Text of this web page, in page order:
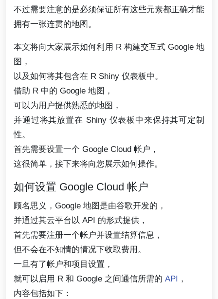
不过需要注意的是必须保证所有这些元素都正确才能
拥有一张连贯的地图。
本文将向大家展示如何利用 R 构建交互式 Google 地
图，
以及如何将其包含在 R Shiny 仪表板中。
借助 R 中的 Google 地图，
可以为用户提供熟悉的地图，
并通过将其放置在 Shiny 仪表板中来保持其可定制
性。
首先需要设置一个 Google Cloud 帐户，
这很简单，接下来将向您展示如何操作。
如何设置 Google Cloud 帐户
顾名思义，Google 地图是由谷歌开发的，
并通过其云平台以 API 的形式提供，
首先需要注册一个帐户并设置结算信息，
但不会在不知情的情况下收取费用。
一旦有了帐户和项目设置，
就可以启用 R 和 Google 之间通信所需的 API ，
内容包括如下：